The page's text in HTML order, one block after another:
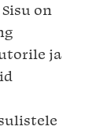
on
ja